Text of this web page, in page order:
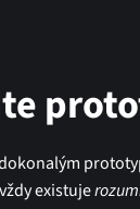
existuje